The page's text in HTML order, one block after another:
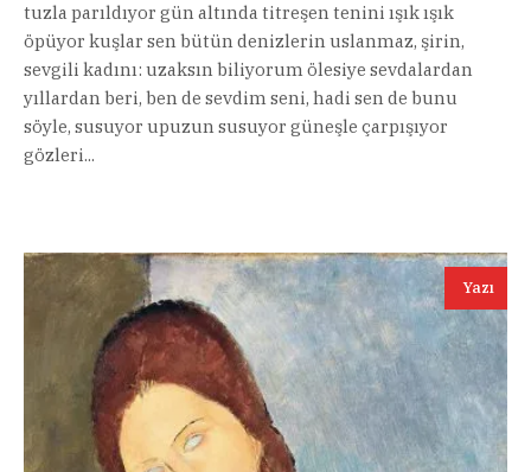
tuzla parıldıyor gün altında titreşen tenini ışık ışık
öpüyor kuşlar sen bütün denizlerin uslanmaz, şirin,
sevgili kadını: uzaksın biliyorum ölesiye sevdalardan
yıllardan beri, ben de sevdim seni, hadi sen de bunu
söyle, susuyor upuzun susuyor güneşle çarpışıyor
gözleri...
Yazı